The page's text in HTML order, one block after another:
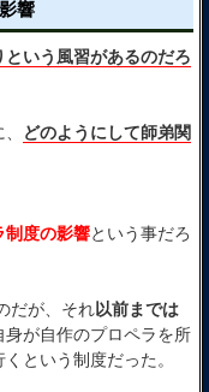
響
いう風習があるのだろ
どのようにして師弟関
制度の影響という事だろ
だが、それ以前までは
身が自作のプロペラを所
という制度だった。